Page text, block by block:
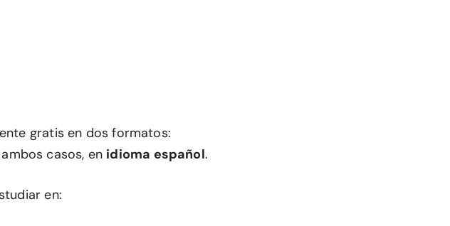
gratis en dos formatos:
casos, en idioma español.
en: